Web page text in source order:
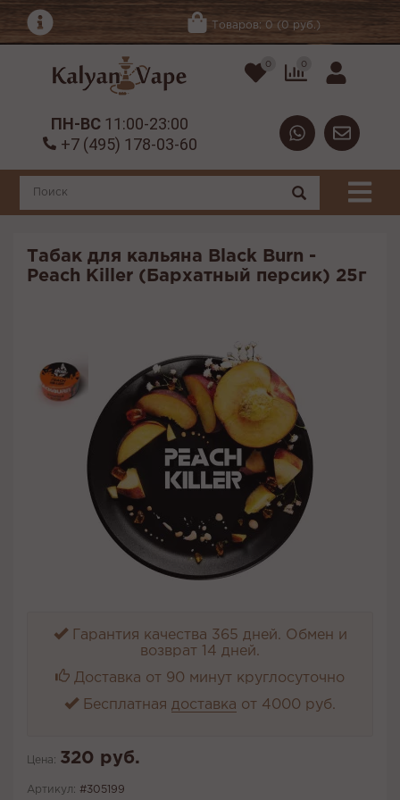
Товаров: 0 (0 руб.)
0 0
ПН-ВС 11:00-23:00
+7 (495) 178-03-60
Табак для кальяна Black Burn -
Peach Killer (Бархатный персик) 25г
Гарантия качества 365 дней. Обмен и
возврат 14 дней.
Доставка от 90 минут круглосуточно
Бесплатная доставка от 4000 руб.
Цена: 320 руб.
Артикул: #305199